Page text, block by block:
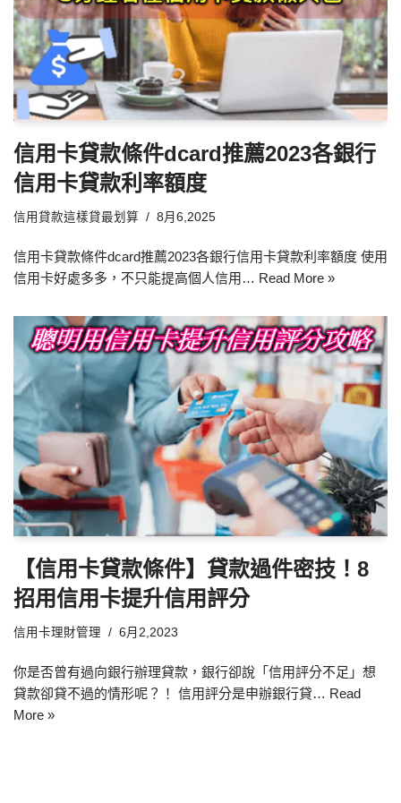
信用卡貸款條件dcard推薦2023各銀行
信用卡貸款利率額度
信用貸款這樣貸最划算 8月6,2025
信用卡貸款條件dcard推薦2023各銀行信用卡貸款利率額度 使用
信用卡好處多多，不只能提高個人信用… Read More »
【信用卡貸款條件】貸款過件密技！8
招用信用卡提升信用評分
信用卡理財管理 6月2,2023
你是否曾有過向銀行辦理貸款，銀行卻說「信用評分不足」想
貸款卻貸不過的情形呢？！ 信用評分是申辦銀行貸… Read
More »